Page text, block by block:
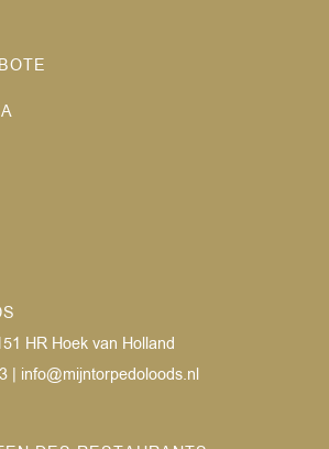
HR Hoek van Holland
| info@mijntorpedoloods.nl